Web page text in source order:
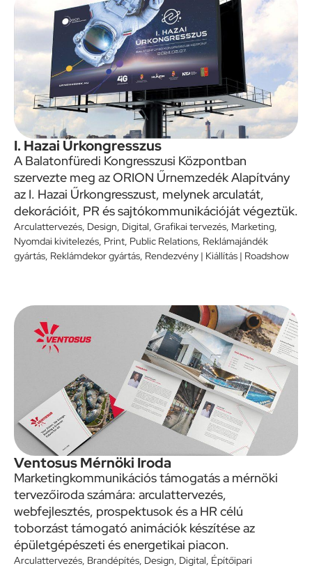
I. Hazai Űrkongresszus
A Balatonfüredi Kongresszusi Központban
szervezte meg az ORION Űrnemzedék Alapítvány
az I. Hazai Űrkongresszust, melynek arculatát,
dekorációit, PR és sajtókommunikációját végeztük.
Arculattervezés, Design, Digital, Grafikai tervezés, Marketing,
Nyomdai kivitelezés, Print, Public Relations, Reklámajándék
gyártás, Reklámdekor gyártás, Rendezvény | Kiállítás | Roadshow
Ventosus Mérnöki Iroda
Marketingkommunikációs támogatás a mérnöki
tervezőiroda számára: arculattervezés,
webfejlesztés, prospektusok és a HR célú
toborzást támogató animációk készítése az
épületgépészeti és energetikai piacon.
Arculattervezés, Brandépítés, Design, Digital, Építőipari